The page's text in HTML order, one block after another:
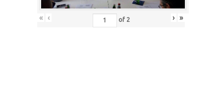
« ‹ of 2 › »